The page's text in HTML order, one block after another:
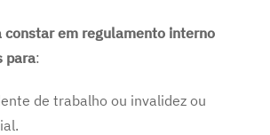
constar em regulamento interno
para:
de trabalho ou invalidez ou